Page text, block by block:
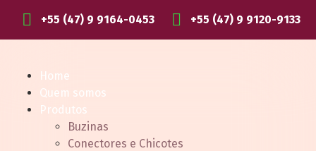
+55 (47) 9 9164-0453 +55 (47) 9 9120-9133
Home
Quem somos
Produtos
Buzinas
Conectores e Chicotes